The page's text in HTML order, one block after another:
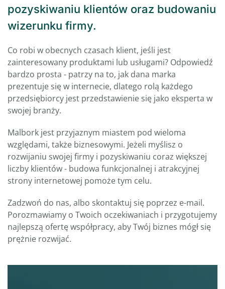
pozyskiwaniu klientów oraz budowaniu
wizerunku firmy.
Co robi w obecnych czasach klient, jeśli jest
zainteresowany produktami lub usługami? Odpowiedź
bardzo prosta - patrzy na to, jak dana marka
prezentuje się w internecie, dlatego rolą każdego
przedsiębiorcy jest przedstawienie się jako eksperta w
swojej branży.
Malbork jest przyjaznym miastem pod wieloma
względami, także biznesowymi. Jeżeli myślisz o
rozwijaniu swojej firmy i pozyskiwaniu coraz większej
liczby klientów - budowa funkcjonalnej i atrakcyjnej
strony internetowej pomoże tym celu.
Zadzwoń do nas, albo skontaktuj się poprzez e-mail.
Porozmawiamy o Twoich oczekiwaniach i przygotujemy
najlepszą ofertę współpracy, aby Twój biznes mógł się
prężnie rozwijać.